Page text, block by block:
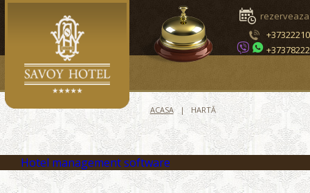
ACASA HARTĂ
Hotel management software